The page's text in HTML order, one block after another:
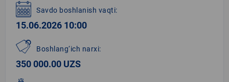
Savdo boshlanish vaqti:
15.06.2026 10:00
Boshlang‘ich narxi:
350 000.00 UZS